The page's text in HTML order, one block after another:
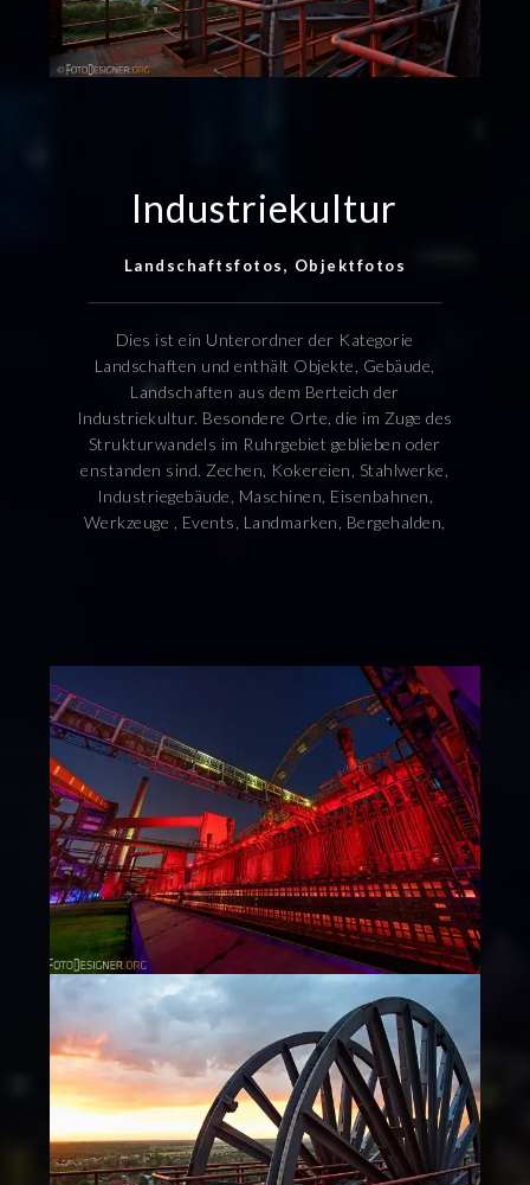
Industriekultur
Landschaftsfotos, Objektfotos
Dies ist ein Unterordner der Kategorie
Landschaften und enthält Objekte, Gebäude,
Landschaften aus dem Berteich der
Industriekultur. Besondere Orte, die im Zuge des
Strukturwandels im Ruhrgebiet geblieben oder
enstanden sind. Zechen, Kokereien, Stahlwerke,
Industriegebäude, Maschinen, Eisenbahnen,
Werkzeuge , Events, Landmarken, Bergehalden,